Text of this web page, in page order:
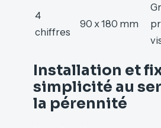
4
chiffres
90 x 180 mm
Installation et
simplicité au
la pérennité